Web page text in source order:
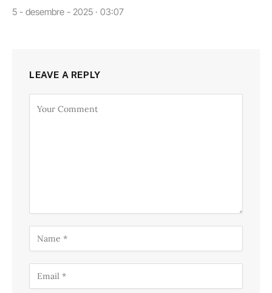
5 - desembre - 2025 · 03:07
LEAVE A REPLY